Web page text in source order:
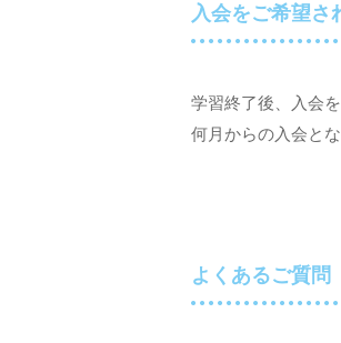
入会をご希望さ
学習終了後、入会
何月からの入会と
よくあるご質問